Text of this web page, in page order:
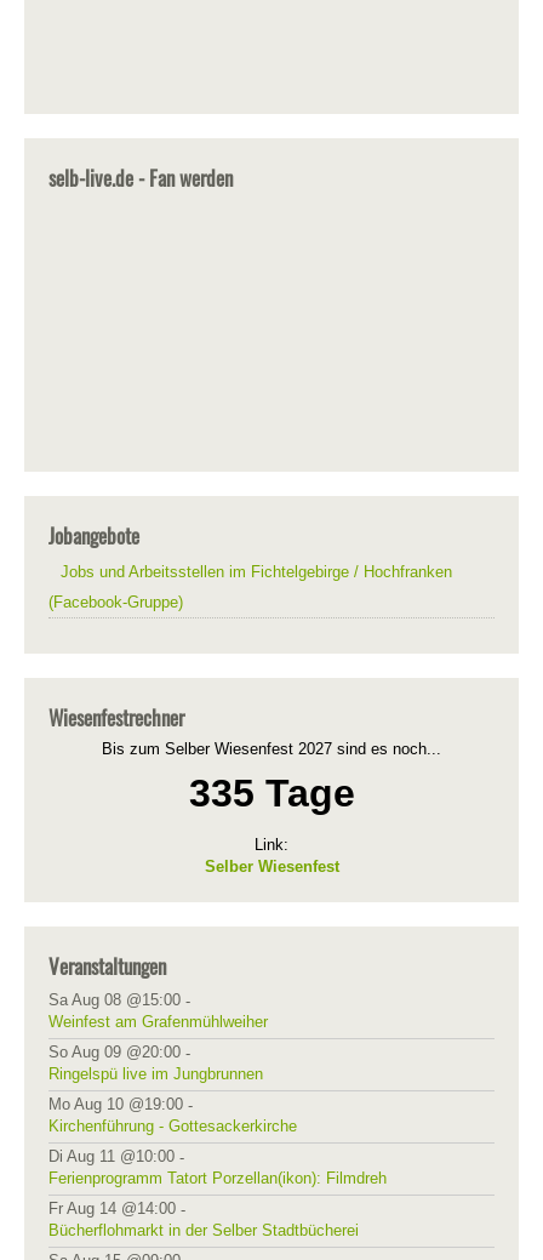
selb-live.de - Fan werden
Jobangebote
Jobs und Arbeitsstellen im Fichtelgebirge / Hochfranken
(Facebook-Gruppe)
Wiesenfestrechner
Bis zum Selber Wiesenfest 2027 sind es noch...
335 Tage
Link:
Selber Wiesenfest
Veranstaltungen
Sa Aug 08 @15:00 -
Weinfest am Grafenmühlweiher
So Aug 09 @20:00 -
Ringelspü live im Jungbrunnen
Mo Aug 10 @19:00 -
Kirchenführung - Gottesackerkirche
Di Aug 11 @10:00 -
Ferienprogramm Tatort Porzellan(ikon): Filmdreh
Fr Aug 14 @14:00 -
Bücherflohmarkt in der Selber Stadtbücherei